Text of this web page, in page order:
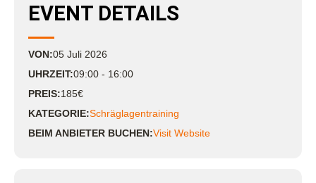
EVENT DETAILS
VON:05 Juli 2026
UHRZEIT:09:00 - 16:00
PREIS:185€
KATEGORIE:Schräglagentraining
BEIM ANBIETER BUCHEN:Visit Website